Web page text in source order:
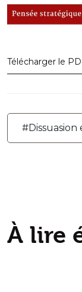
Télécharger le
#Dissuasion
À lire